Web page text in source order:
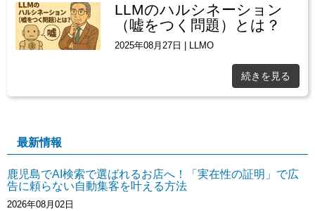
LLMのハルシネーション
（嘘をつく問題）とは？
2025年08月27日 | LLMO
続きを見る
最新情報
鹿児島でAI検索で選ばれるお店へ！「実在性の証明」で広
告に頼らない自動集客を叶える方法
2026年08月02日